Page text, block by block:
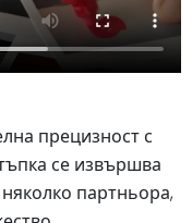
прецизност с
се извършва
партньора,